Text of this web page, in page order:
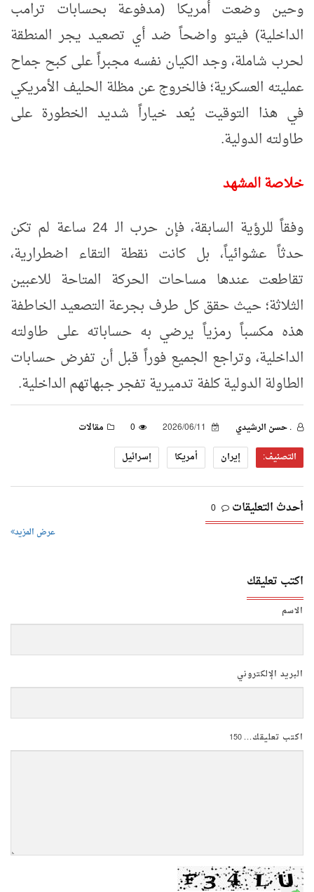
وحين وضعت أمريكا (مدفوعة بحسابات ترامب
الداخلية) فيتو واضحاً ضد أي تصعيد يجر المنطقة
لحرب شاملة، وجد الكيان نفسه مجبراً على كبح جماح
عمليته العسكرية؛ فالخروج عن مظلة الحليف الأمريكي
في هذا التوقيت يُعد خياراً شديد الخطورة على
طاولته الدولية.
خلاصة المشهد
وفقاً للرؤية السابقة، فإن حرب الـ 24 ساعة لم تكن
حدثاً عشوائياً، بل كانت نقطة التقاء اضطرارية،
تقاطعت عندها مساحات الحركة المتاحة للاعبين
الثلاثة؛ حيث حقق كل طرف بجرعة التصعيد الخاطفة
هذه مكسباً رمزياً يرضي به حساباته على طاولته
الداخلية، وتراجع الجميع فوراً قبل أن تفرض حسابات
الطاولة الدولية كلفة تدميرية تفجر جبهاتهم الداخلية.
. حسن الرشيدي 0
مقالات
التصنيف:
إيران أمريكا إسرائيل
أحدث التعليقات 0
عرض المزيد
اكتب تعليقك
الاسم
البريد الإلكتروني
اكتب تعليقك...150